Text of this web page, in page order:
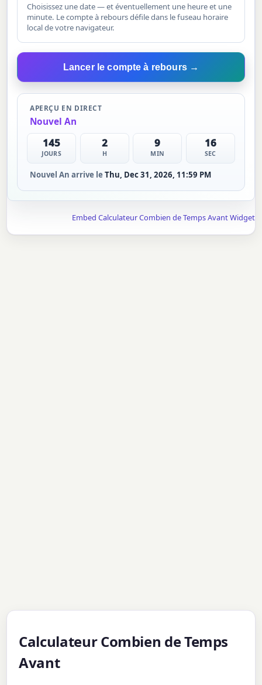
Choisissez une date — et éventuellement une heure et une
minute. Le compte à rebours défile dans le fuseau horaire
local de votre navigateur.
Lancer le compte à rebours →
APERÇU EN DIRECT
Nouvel An
145
JOURS
2
H
9
MIN
15
SEC
Nouvel An arrive leThu, Dec 31, 2026, 11:59 PM
Embed Calculateur Combien de Temps Avant Widget
Calculateur Combien de Temps
Avant